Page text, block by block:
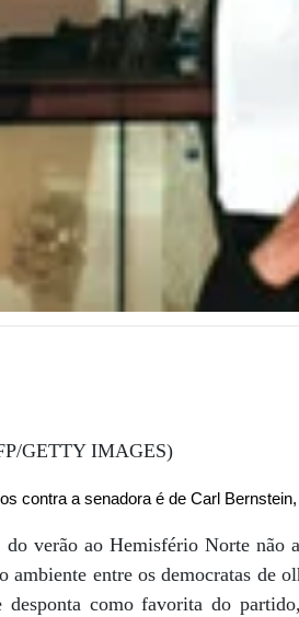
contra a senadora é de Carl
verão ao Hemisfério Norte não
ambiente entre os democratas de
desponta como favorita do